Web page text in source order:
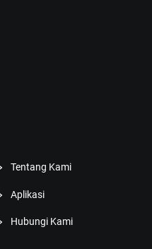
Tentang Kami
Aplikasi
Hubungi Kami